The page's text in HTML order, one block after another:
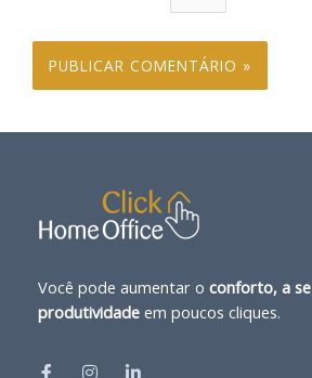
Você pode aumentar o conforto, a
produtividade em poucos cliques.